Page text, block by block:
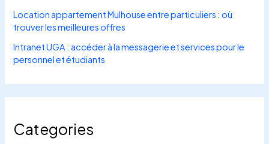
Location appartement Mulhouse entre particuliers : où
trouver les meilleures offres
Intranet UGA : accéder à la messagerie et services pour le
personnel et étudiants
Categories